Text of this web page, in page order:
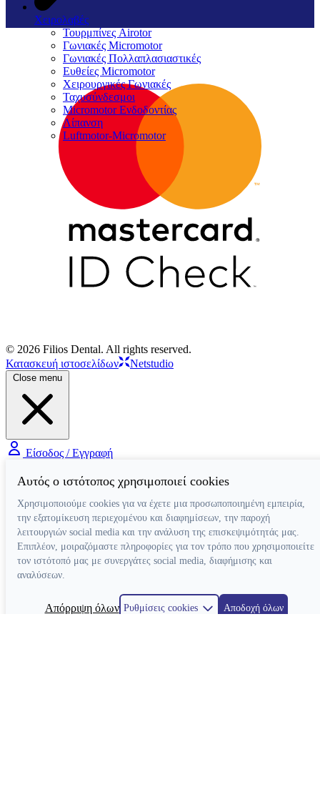
Χειρολαβές
Τουρμπίνες Airotor
Γωνιακές Micromotor
Γωνιακές Πολλαπλασιαστικές
Ευθείες Micromotor
Χειρουργικές Γωνιακές
Ταχυσύνδεσμοι
Micromotor Ενδοδοντίας
Λίπανση
Luftmotor-Micromotor
© 2026 Filios Dental. All rights reserved.
Κατασκευή ιστοσελίδων
Netstudio
Close menu
Είσοδος / Εγγραφή
Αυτός ο ιστότοπος χρησιμοποιεί cookies
Χρησιμοποιούμε cookies για να έχετε μια προσωποποιημένη εμπειρία,
την εξατομίκευση περιεχομένου και διαφημίσεων, την παροχή
λειτουργιών social media και την ανάλυση της επισκεψιμότητάς μας.
Επιπλέον, μοιραζόμαστε πληροφορίες για τον τρόπο που χρησιμοποιείτε
τον ιστότοπό μας με συνεργάτες social media, διαφήμισης και
αναλύσεων.
Απόρριψη όλων Ρυθμίσεις cookies
Αποδοχή όλων